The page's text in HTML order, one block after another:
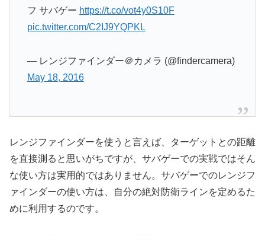
フ サバゲー https://t.co/vot4y0S10F
pic.twitter.com/C2IJ9YQPKL
— レンジファインダー＠カメラ (@findercamera)
May 18, 2016
レンジファインダーを使うと言えば、ターゲットとの距離
を直接測ると思いがちですが、サバゲーでの実戦ではそん
な使い方は実用的ではありません。サバゲーでのレンジフ
ァインダーの使い方は、自分の絶対防衛ラインを定めるた
めに利用するのです。